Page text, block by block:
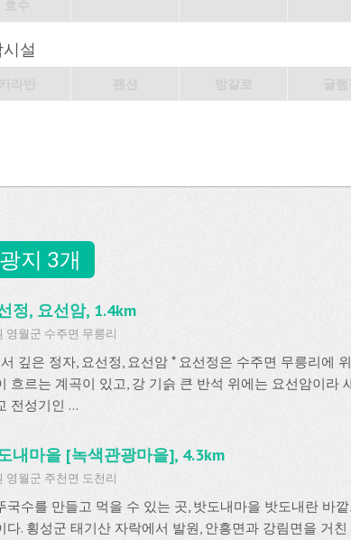
설
지 3개
정, 요선암, 1.4km
영월군 수주면 무릉리
깊은 정자, 요선정, 요선암 * 요선정은 수주면 무릉리에
흐르는 계곡이 있고, 강 기슭 큰 반석 위에는 요선암이라
전성기인 ...
내마을 [녹색관광마을], 4.3km
영월군 주천면 도천리
국수를 만들고 먹을 수 있는 곳, 밧도내마을 밧도내란 바
다. 횡성군 태기산 자락에서 발원, 안흥면과 강림면을 거